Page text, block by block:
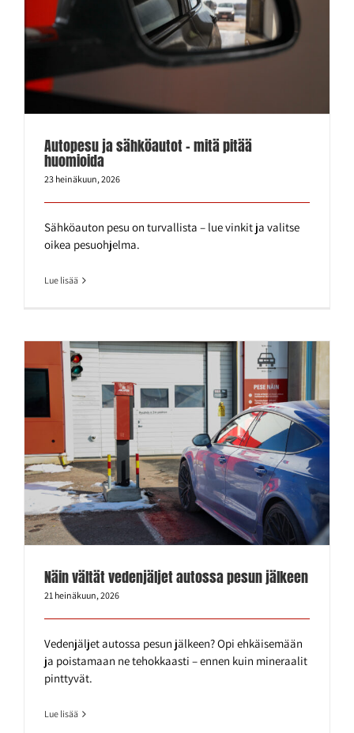
Autopesu ja sähköautot – mitä pitää
huomioida
23 heinäkuun, 2026
Sähköauton pesu on turvallista – lue vinkit ja valitse
oikea pesuohjelma.
Lue lisää
Näin vältät vedenjäljet autossa pesun jälkeen
21 heinäkuun, 2026
Vedenjäljet autossa pesun jälkeen? Opi ehkäisemään
ja poistamaan ne tehokkaasti – ennen kuin mineraalit
pinttyvät.
Lue lisää